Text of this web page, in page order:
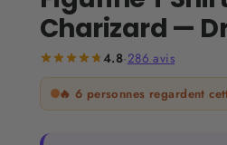
Charizard —
4.8·286 avis
🔥 6 personnes regardent